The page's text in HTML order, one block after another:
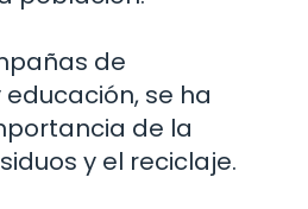
de
se ha
de la
y el reciclaje.